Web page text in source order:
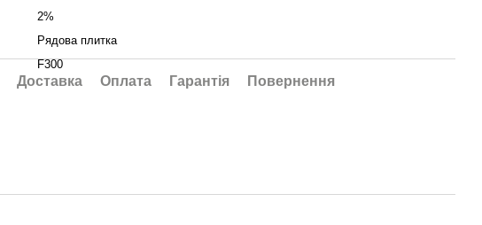
2%
Рядова плитка
F300
Доставка Оплата Гарантія Повернення